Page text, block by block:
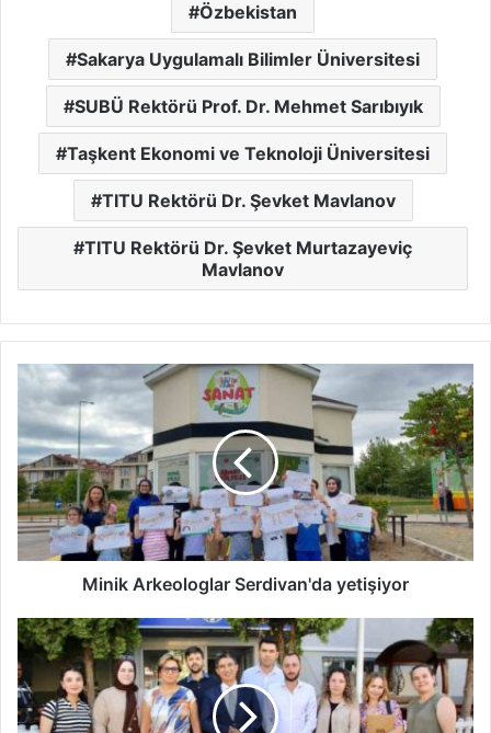
Özbekistan
Sakarya Uygulamalı Bilimler Üniversitesi
SUBÜ Rektörü Prof. Dr. Mehmet Sarıbıyık
Taşkent Ekonomi ve Teknoloji Üniversitesi
TITU Rektörü Dr. Şevket Mavlanov
TITU Rektörü Dr. Şevket Murtazayeviç
Mavlanov
Minik
Arkeologlar
Serdivan'da
yetişiyor
Minik Arkeologlar Serdivan'da yetişiyor
Sakarya
Barosu’ndan
Çocuk
Şube
Müdürlüğü